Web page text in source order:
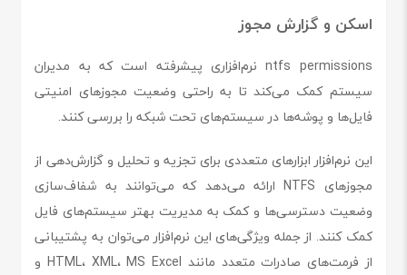
اسکن و گزارش مجوز
ntfs permissions نرم‌افزاری پیشرفته است که به مدیران
سیستم کمک می‌کند تا به راحتی وضعیت مجوزهای امنیتی
فایل‌ها و پوشه‌ها در سیستم‌های تحت شبکه را بررسی کنند.
این نرم‌افزار ابزارهای متعددی برای تجزیه و تحلیل و گزارش‌دهی از
مجوزهای NTFS ارائه می‌دهد که می‌توانند به شفاف‌سازی
وضعیت دسترسی‌ها و کمک به مدیریت بهتر سیستم‌های فایل
کمک کنند. از جمله ویژگی‌های این نرم‌افزار می‌توان به پشتیبانی
از فرمت‌های صادرات متعدد مانند HTML، XML، MS Excel و